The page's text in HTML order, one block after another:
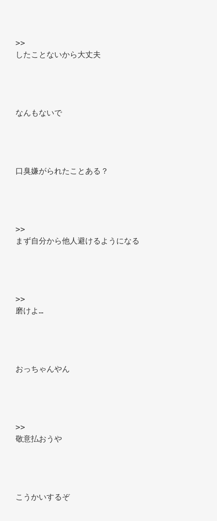
>>
したことないから大丈夫
なんもないで
口臭嫌がられたことある？
>>
まず自分から他人避けるようになる
>>
磨けよ…
おっちゃんやん
>>
敬意払おうや
こうかいするぞ